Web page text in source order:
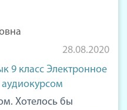
28.08.2020
9 класс Электронное
Хотелось бы